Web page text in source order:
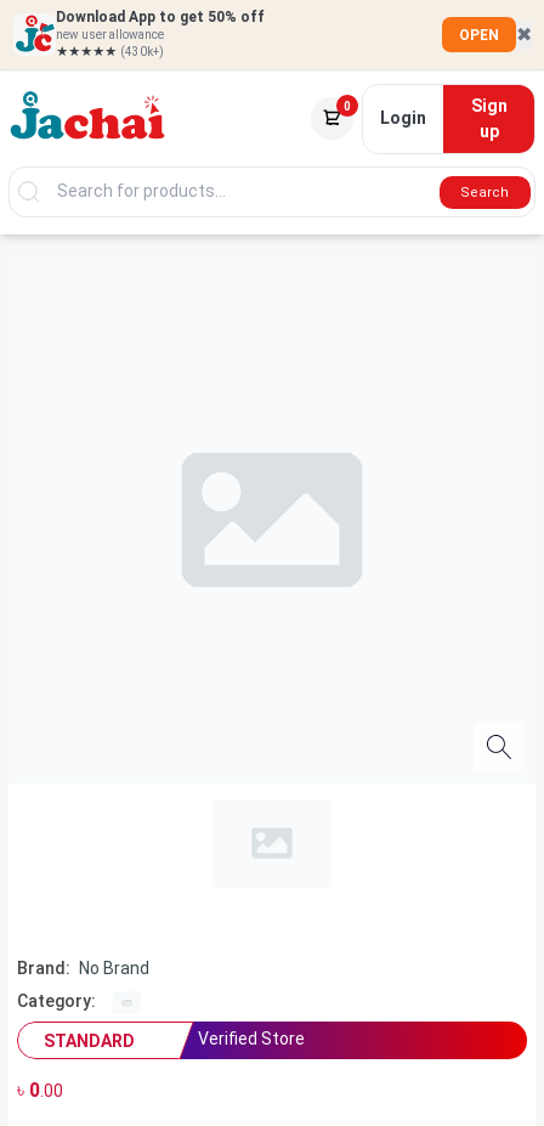
Download App to get 50% off
new user allowance
★★★★★ (430k+)
OPEN ✖
0
Login
Sign
up
Search
Brand:
No Brand
Category:
STANDARD
Verified Store
৳ 0.00